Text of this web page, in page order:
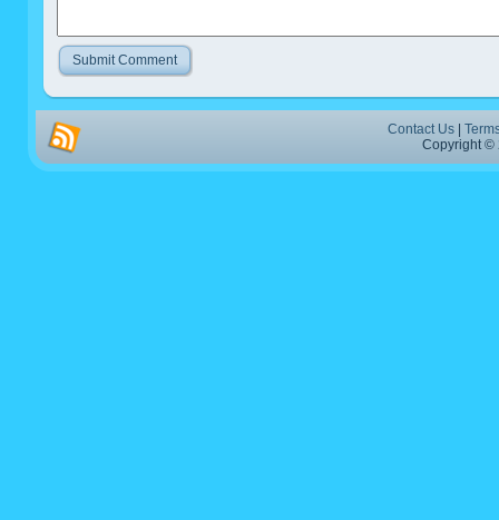
Contact Us |
Copyright ©